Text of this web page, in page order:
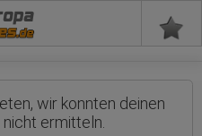
wir konnten deinen
ermitteln.